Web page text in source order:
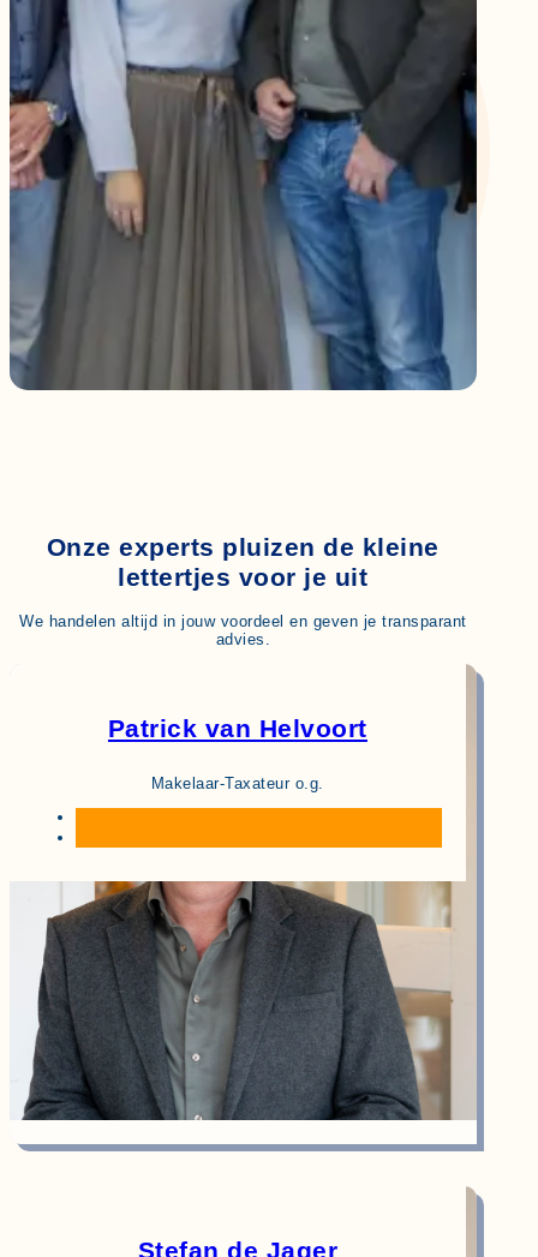
Onze experts pluizen de kleine
lettertjes voor je uit
We handelen altijd in jouw voordeel en geven je transparant
advies.
Patrick van Helvoort
Makelaar-Taxateur o.g.
Stefan de Jager